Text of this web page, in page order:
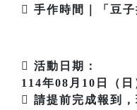
 手作時間｜「豆
 活動日期：
114年08月10日（
 請提前完成報到